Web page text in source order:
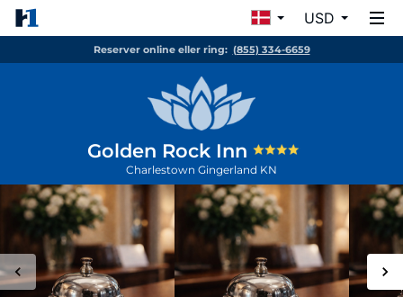
USD
Reserver online eller ring: (855) 334-6659
Golden Rock Inn
Charlestown Gingerland KN